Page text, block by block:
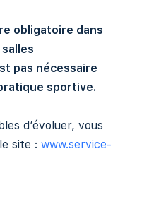
obligatoire dans
pas nécessaire
sportive.
d’évoluer, vous
site : www.service-